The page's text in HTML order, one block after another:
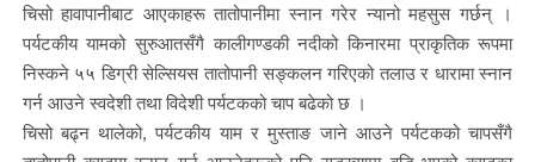
चिसो हावापानीबाट आएकाहरू तातोपानीमा स्नान गरेर न्यानो महसुस गर्छन् ।
पर्यटकीय यामको सुरुआतसँगै कालीगण्डकी नदीको किनारमा प्राकृतिक रूपमा
निस्कने ५५ डिग्री सेल्सियस तातोपानी सङ्कलन गरिएको तलाउ र धारामा स्नान
गर्न आउने स्वदेशी तथा विदेशी पर्यटकको चाप बढेको छ ।
चिसो बढ्न थालेको, पर्यटकीय याम र मुस्ताङ जाने आउने पर्यटकको चापसँगै